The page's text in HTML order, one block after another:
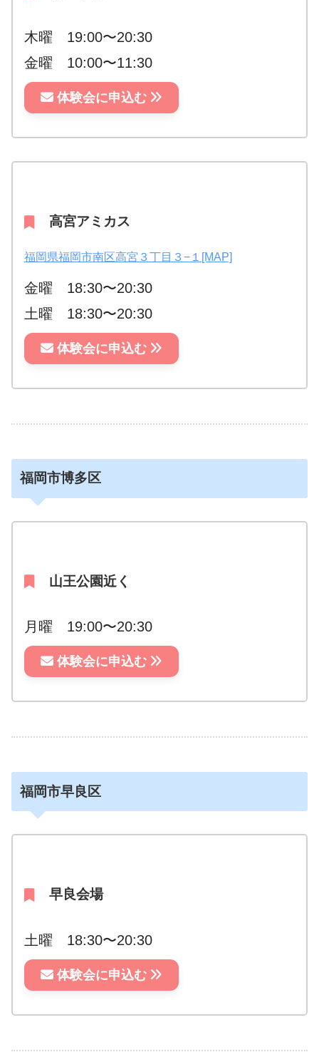
木曜 19:00〜20:30
金曜 10:00〜11:30
体験会に申込む
高宮アミカス
福岡県福岡市南区高宮３丁目３−１[MAP]
金曜 18:30〜20:30
土曜 18:30〜20:30
体験会に申込む
福岡市博多区
山王公園近く
月曜 19:00〜20:30
体験会に申込む
福岡市早良区
早良会場
土曜 18:30〜20:30
体験会に申込む